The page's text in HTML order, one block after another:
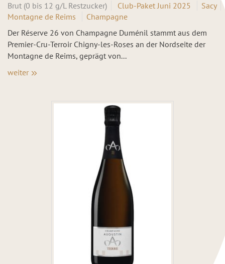
Brut (0 bis 12 g/L Restzucker) Club-Paket Juni 2025
Sacy
Montagne de Reims
Champagne
Der Réserve 26 von Champagne Duménil stammt aus dem
Premier-Cru-Terroir Chigny-les-Roses an der Nordseite der
Montagne de Reims, geprägt von...
weiter